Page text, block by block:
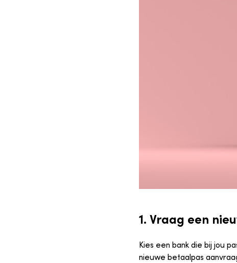
1. Vraag een
Kies een bank die bij jou
nieuwe betaalpas